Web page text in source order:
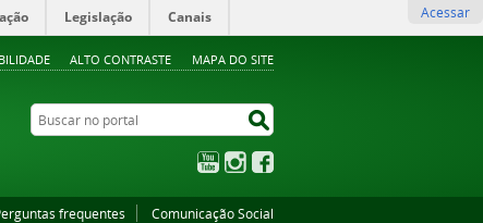
ALTO CONTRASTE MAPA DO SITE
Legislação Canais Acessar
Buscar no portal
YouTubeInstagram
frequentes Comunicação Social